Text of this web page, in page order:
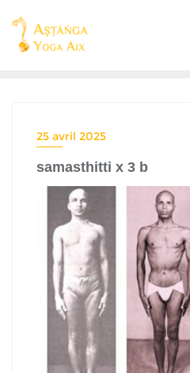
25 avril 2025
samasthitti x 3 b